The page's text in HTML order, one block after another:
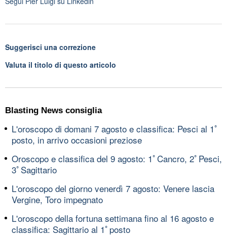
Suggerisci una correzione
Valuta il titolo di questo articolo
Blasting News consiglia
L'oroscopo di domani 7 agosto e classifica: Pesci al 1ﾟ
posto, in arrivo occasioni preziose
Oroscopo e classifica del 9 agosto: 1ﾟCancro, 2ﾟPesci,
3ﾟSagittario
L'oroscopo del giorno venerdì 7 agosto: Venere lascia
Vergine, Toro impegnato
L'oroscopo della fortuna settimana fino al 16 agosto e
classifica: Sagittario al 1ﾟposto